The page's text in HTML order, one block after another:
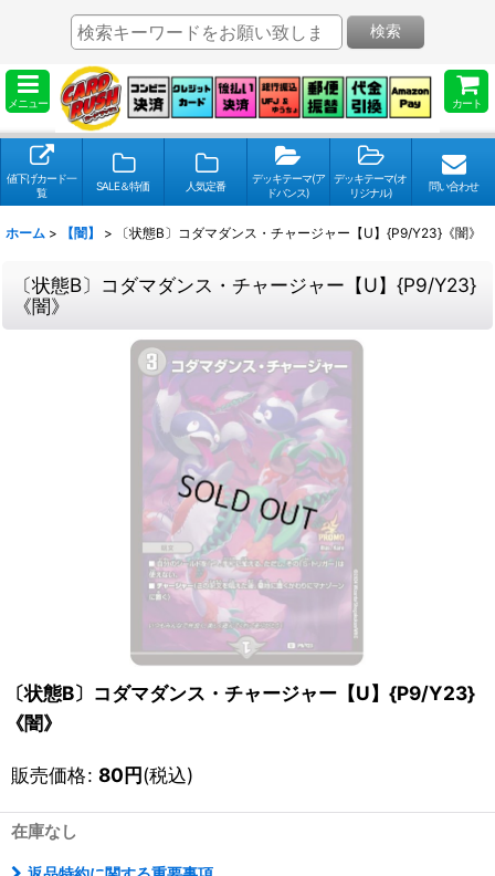
メニュー カート
検索
値下げカード一
覧
SALE＆特価 人気定番
デッキテーマ(ア
ドバンス)
デッキテーマ(オ
リジナル)
問い合わせ
ホーム > 【闇】 > 〔状態B〕コダマダンス・チャージャー【U】{P9/Y23}《闇》
〔状態B〕コダマダンス・チャージャー【U】{P9/Y23}
《闇》
〔状態B〕コダマダンス・チャージャー【U】{P9/Y23}
《闇》
販売価格: 80円(税込)
在庫なし